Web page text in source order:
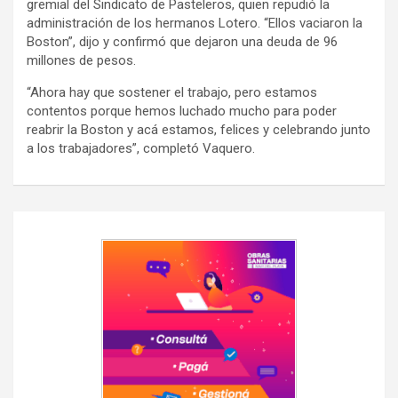
gremial del Sindicato de Pasteleros, quien repudió la
administración de los hermanos Lotero. “Ellos vaciaron la
Boston”, dijo y confirmó que dejaron una deuda de 96
millones de pesos.
“Ahora hay que sostener el trabajo, pero estamos
contentos porque hemos luchado mucho para poder
reabrir la Boston y acá estamos, felices y celebrando junto
a los trabajadores”, completó Vaquero.